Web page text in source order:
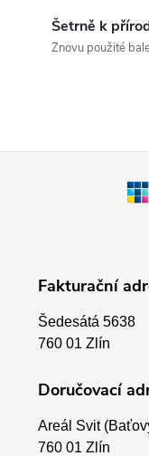
Šetrně k
Znovu použité
Fakturační
Šedesátá 5638
760 01 Zlín
Doručovací
Areál Svit
760 01 Zlín